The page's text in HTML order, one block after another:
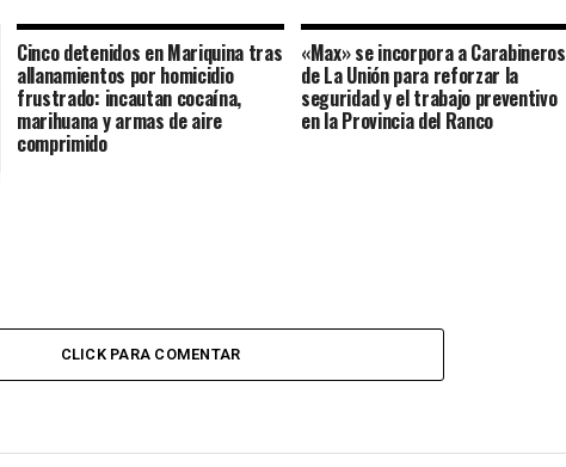
Cinco detenidos en Mariquina tras
allanamientos por homicidio
frustrado: incautan cocaína,
marihuana y armas de aire
comprimido
«Max» se incorpora a Carabineros
de La Unión para reforzar la
seguridad y el trabajo preventivo
en la Provincia del Ranco
CLICK PARA COMENTAR